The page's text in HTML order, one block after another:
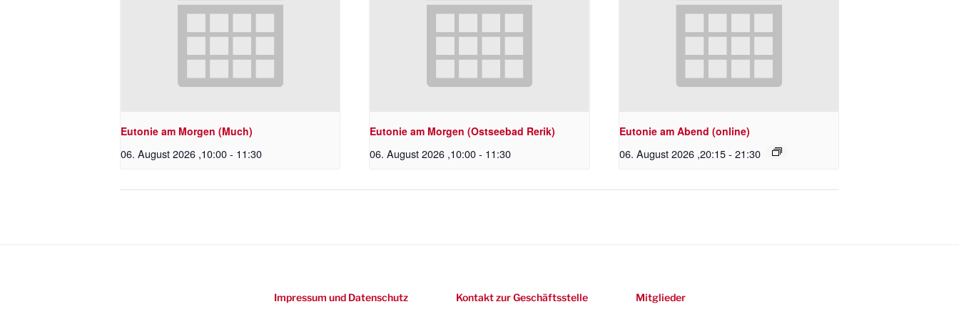
Eutonie am Morgen (Much)
06. August 2026 ,10:00- 11:30
Eutonie am Morgen (Ostseebad Rerik)
06. August 2026 ,10:00 - 11:30
Eutonie am Abend (online)
06. August 2026 ,20:15- 21:30
Impressum und Datenschutz Kontakt zur Geschäftsstelle Mitglieder